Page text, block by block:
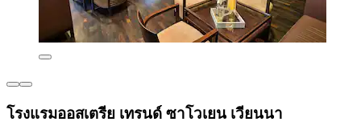
โรงแรมออสเตรีย เทรนด์ ซาโวเยน เวียนนา